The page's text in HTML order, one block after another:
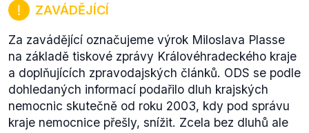
ZAVÁDĚJÍCÍ
Za zavádějící označujeme výrok Miloslava Plasse
na základě tiskové zprávy Královéhradeckého kraje
a doplňujících zpravodajských článků. ODS se podle
dohledaných informací podařilo dluh krajských
nemocnic skutečně od roku 2003, kdy pod správu
kraje nemocnice přešly, snížit. Zcela bez dluhů ale